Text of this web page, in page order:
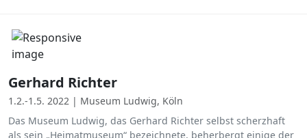
Gerhard Richter
1.2.-1.5. 2022 | Museum Ludwig, Köln
Das Museum Ludwig, das Gerhard Richter selbst scherzhaft
als sein „Heimatmuseum“ bezeichnete, beherbergt einige der